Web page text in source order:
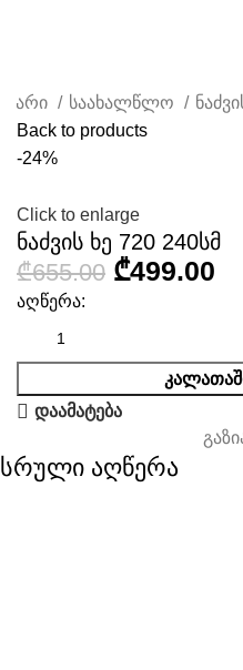
საახალწლო
Back to products
-24%
Click to enlarge
ნაძვის ხე 720 240სმ
₾655.00 ₾499.00
აღწერა:
დაამატება
სრული აღწერა